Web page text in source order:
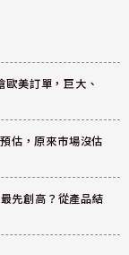
美訂單，巨大、
估，原來市場沒估
先創高？從產品結